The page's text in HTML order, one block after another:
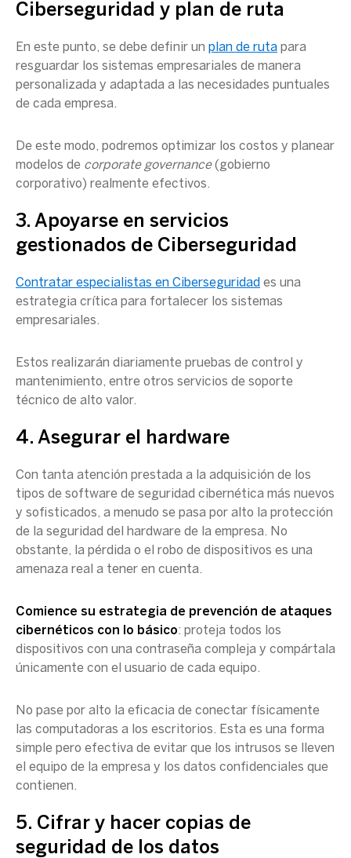
Ciberseguridad y plan de ruta
En este punto, se debe definir un plan de ruta para
resguardar los sistemas empresariales de manera
personalizada y adaptada a las necesidades puntuales
de cada empresa.
De este modo, podremos optimizar los costos y planear
modelos de corporate governance (gobierno
corporativo) realmente efectivos.
3. Apoyarse en servicios
gestionados de Ciberseguridad
Contratar especialistas en Ciberseguridad es una
estrategia crítica para fortalecer los sistemas
empresariales.
Estos realizarán diariamente pruebas de control y
mantenimiento, entre otros servicios de soporte
técnico de alto valor.
4. Asegurar el hardware
Con tanta atención prestada a la adquisición de los
tipos de software de seguridad cibernética más nuevos
y sofisticados, a menudo se pasa por alto la protección
de la seguridad del hardware de la empresa. No
obstante, la pérdida o el robo de dispositivos es una
amenaza real a tener en cuenta.
Comience su estrategia de prevención de ataques
cibernéticos con lo básico: proteja todos los
dispositivos con una contraseña compleja y compártala
únicamente con el usuario de cada equipo.
No pase por alto la eficacia de conectar físicamente
las computadoras a los escritorios. Esta es una forma
simple pero efectiva de evitar que los intrusos se lleven
el equipo de la empresa y los datos confidenciales que
contienen.
5. Cifrar y hacer copias de
seguridad de los datos